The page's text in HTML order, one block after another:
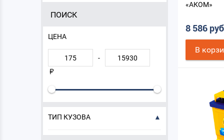
ПОИСК
ЦЕНА
-
ТИП КУЗОВА
«АКОМ»
8 586
В